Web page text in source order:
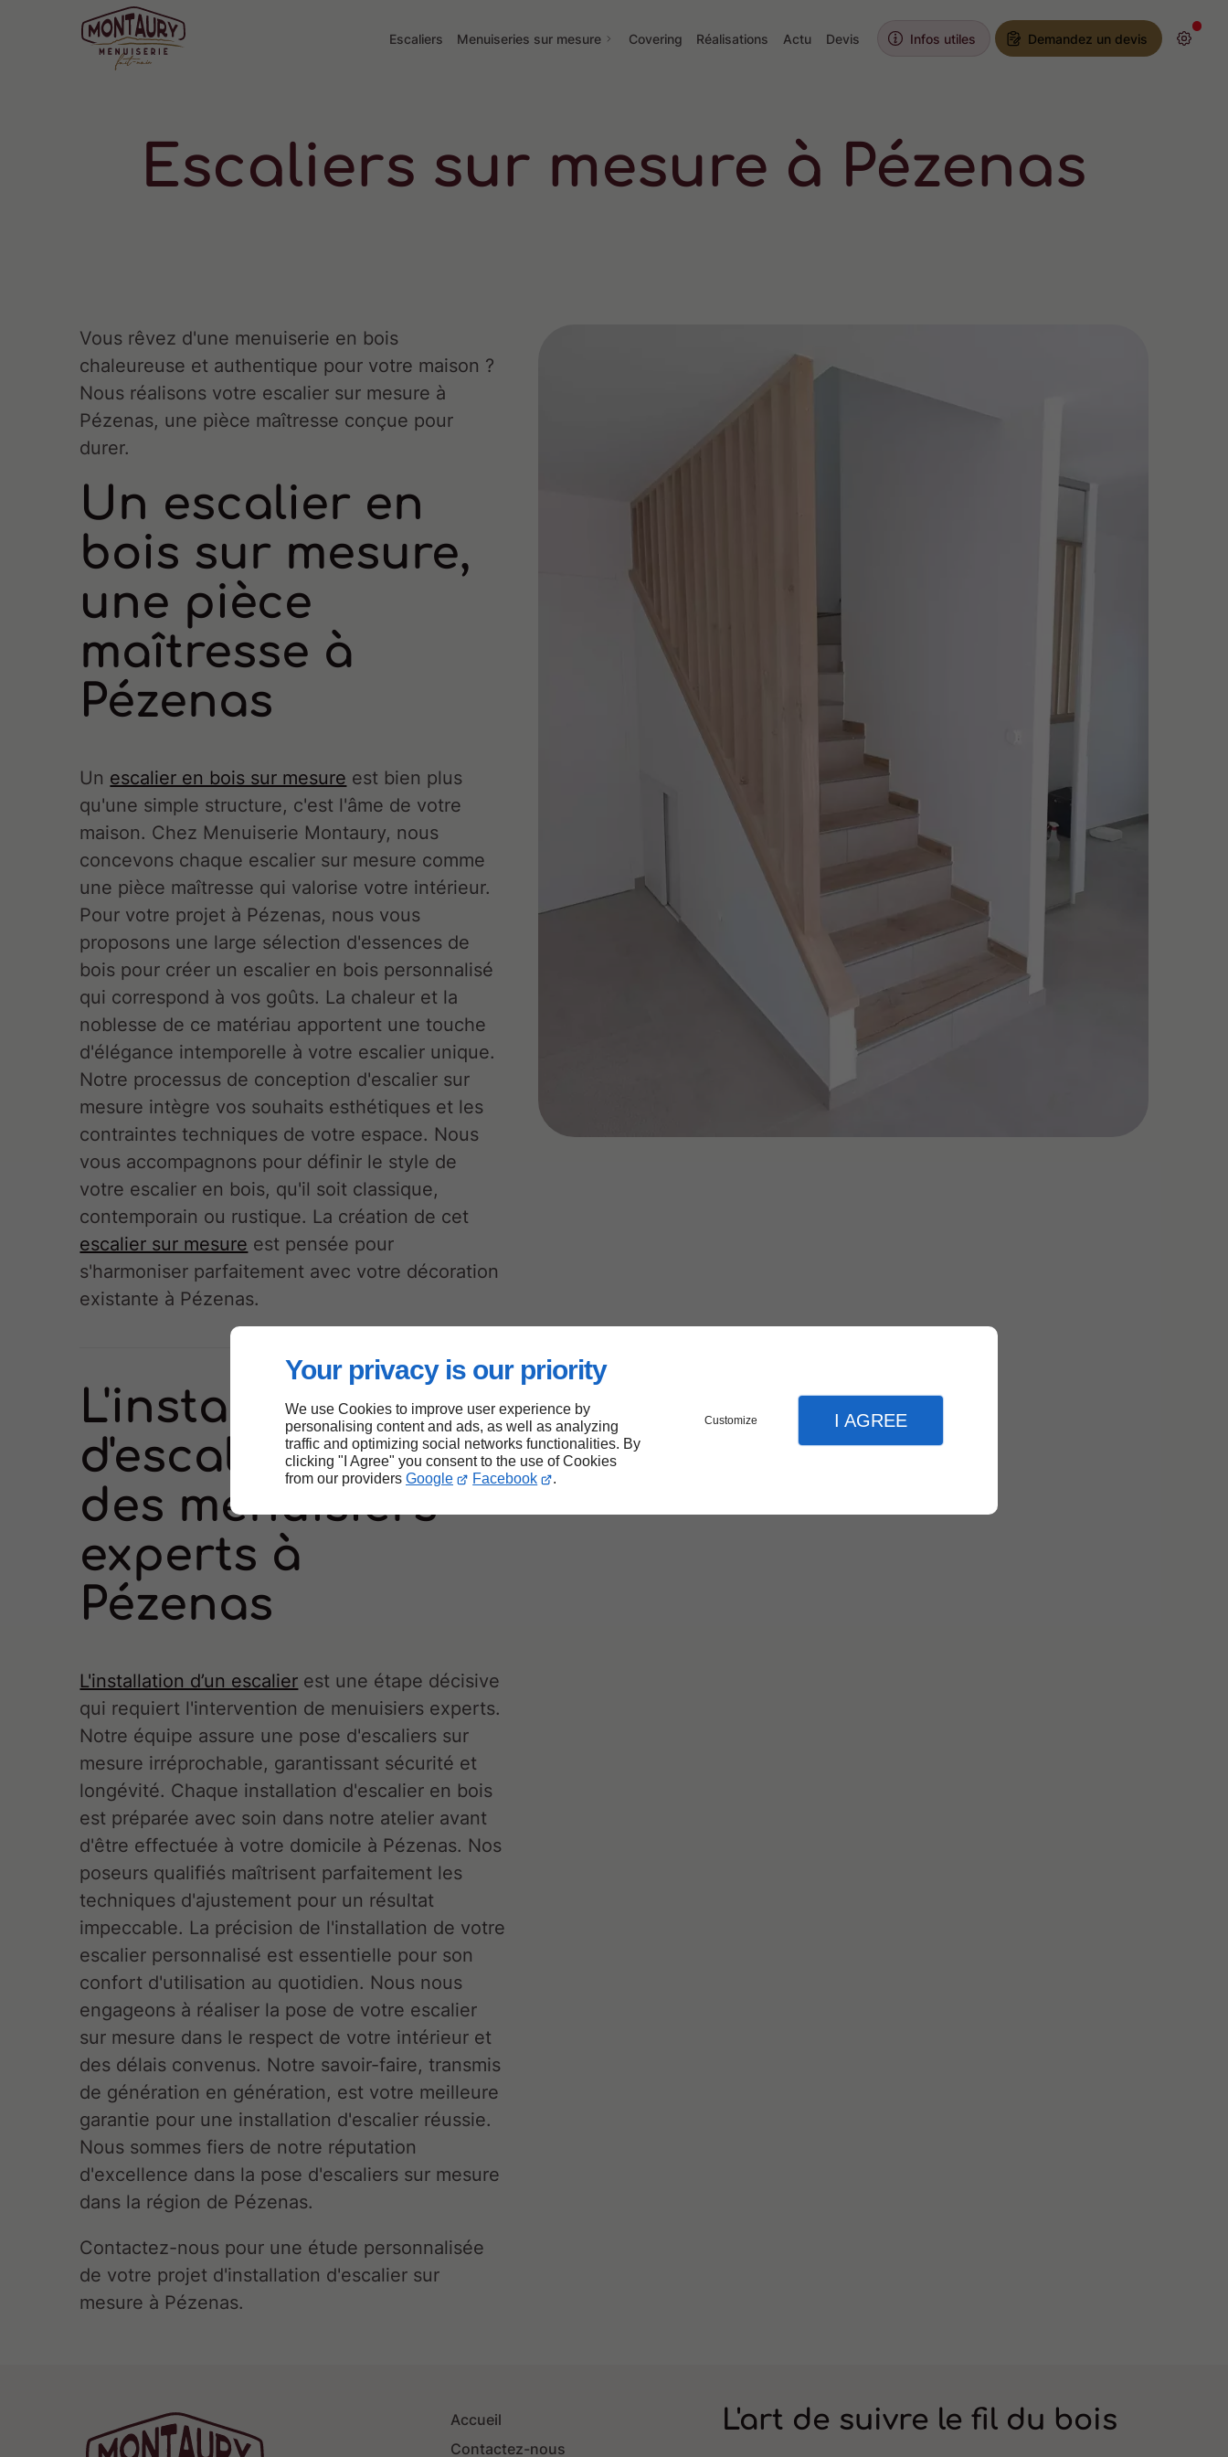
Your privacy is our priority
We use Cookies to improve user experience by
personalising content and ads, as well as analyzing
traffic and optimizing social networks functionalities. By
clicking "I Agree" you consent to the use of Cookies
from our providers Google Facebook .
Customize I AGREE
Escaliers Menuiseries sur mesure Covering Réalisations Actu Devis Infos utiles Demandez un devis
Escaliers sur mesure à Pézenas
Vous rêvez d'une menuiserie en bois
chaleureuse et authentique pour votre maison ?
Nous réalisons votre escalier sur mesure à
Pézenas, une pièce maîtresse conçue pour
durer.
Un escalier en
bois sur mesure,
une pièce
maîtresse à
Pézenas
Un escalier en bois sur mesure est bien plus
qu'une simple structure, c'est l'âme de votre
maison. Chez Menuiserie Montaury, nous
concevons chaque escalier sur mesure comme
une pièce maîtresse qui valorise votre intérieur.
Pour votre projet à Pézenas, nous vous
proposons une large sélection d'essences de
bois pour créer un escalier en bois personnalisé
qui correspond à vos goûts. La chaleur et la
noblesse de ce matériau apportent une touche
d'élégance intemporelle à votre escalier unique.
Notre processus de conception d'escalier sur
mesure intègre vos souhaits esthétiques et les
contraintes techniques de votre espace. Nous
vous accompagnons pour définir le style de
votre escalier en bois, qu'il soit classique,
contemporain ou rustique. La création de cet
escalier sur mesure est pensée pour
s'harmoniser parfaitement avec votre décoration
existante à Pézenas.
L'installation
d'escaliers par
des menuisiers
experts à
Pézenas
L'installation d’un escalier est une étape décisive
qui requiert l'intervention de menuisiers experts.
Notre équipe assure une pose d'escaliers sur
mesure irréprochable, garantissant sécurité et
longévité. Chaque installation d'escalier en bois
est préparée avec soin dans notre atelier avant
d'être effectuée à votre domicile à Pézenas. Nos
poseurs qualifiés maîtrisent parfaitement les
techniques d'ajustement pour un résultat
impeccable. La précision de l'installation de votre
escalier personnalisé est essentielle pour son
confort d'utilisation au quotidien. Nous nous
engageons à réaliser la pose de votre escalier
sur mesure dans le respect de votre intérieur et
des délais convenus. Notre savoir-faire, transmis
de génération en génération, est votre meilleure
garantie pour une installation d'escalier réussie.
Nous sommes fiers de notre réputation
d'excellence dans la pose d'escaliers sur mesure
dans la région de Pézenas.
Contactez-nous pour une étude personnalisée
de votre projet d'installation d'escalier sur
mesure à Pézenas.
Accueil
Contactez-nous
L'art de suivre le fil du bois